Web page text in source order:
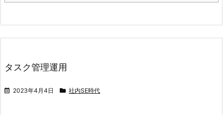
タスク管理運用
2023年4月4日 社内SE時代